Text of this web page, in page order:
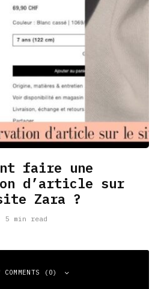
faire une
d’article sur
Zara ?
5 min read
COMMENTS (0)